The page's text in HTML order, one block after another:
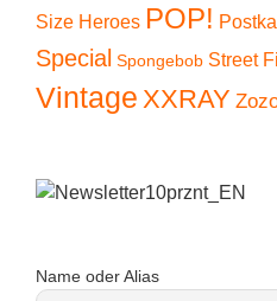
Size Heroes POP!
Special Spongebob Street
Vintage XXRAY
Name oder Alias